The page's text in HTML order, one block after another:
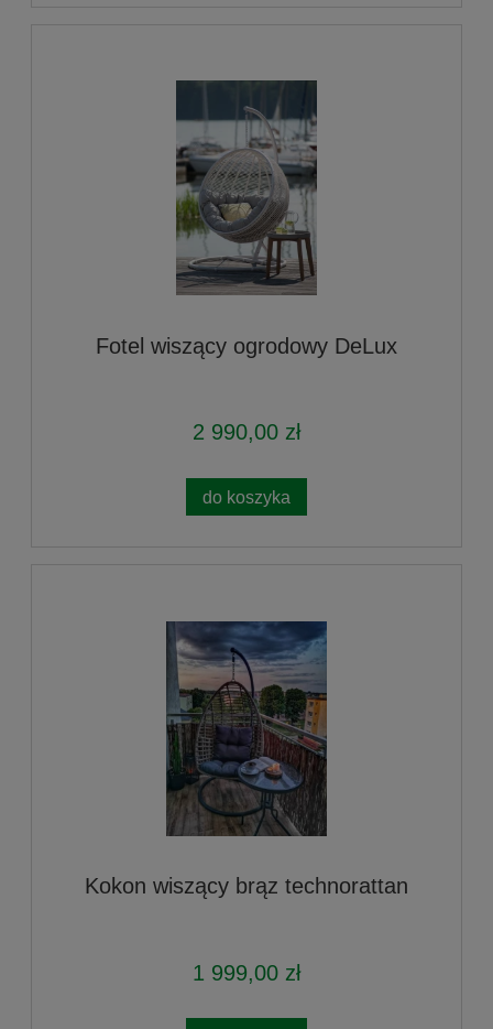
Fotel wiszący ogrodowy DeLux
2 990,00 zł
do koszyka
Kokon wiszący brąz technorattan
1 999,00 zł